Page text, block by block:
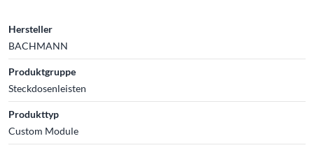
Hersteller
BACHMANN
Produktgruppe
Steckdosenleisten
Produkttyp
Custom Module